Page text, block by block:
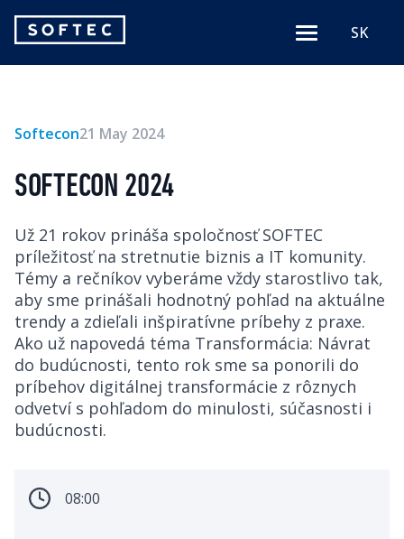
logo
Menu SK
Softecon21 May 2024
SOFTECON 2024
Už 21 rokov prináša spoločnosť SOFTEC
príležitosť na stretnutie biznis a IT komunity.
Témy a rečníkov vyberáme vždy starostlivo tak,
aby sme prinášali hodnotný pohľad na aktuálne
trendy a zdieľali inšpiratívne príbehy z praxe.
Ako už napovedá téma Transformácia: Návrat
do budúcnosti, tento rok sme sa ponorili do
príbehov digitálnej transformácie z rôznych
odvetví s pohľadom do minulosti, súčasnosti i
budúcnosti.​
08:00